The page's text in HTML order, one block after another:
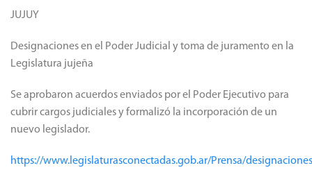
JUJUY
Designaciones en el Poder Judicial y toma de juramento en la
Legislatura jujeña
Se aprobaron acuerdos enviados por el Poder Ejecutivo para
cubrir cargos judiciales y formalizó la incorporación de un
nuevo legislador.
https://www.legislaturasconectadas.gob.ar/Prensa/